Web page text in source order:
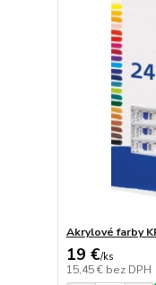
Akrylové farby
19 €/ks
15,45 € bez DPH